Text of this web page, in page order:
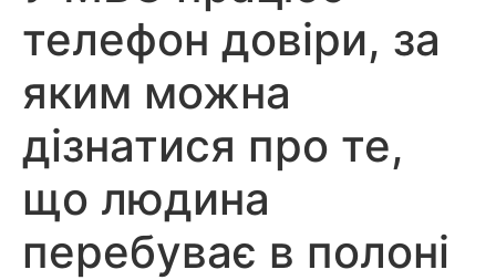
телефон довіри, за
яким можна
дізнатися про те,
що людина
перебуває в полоні